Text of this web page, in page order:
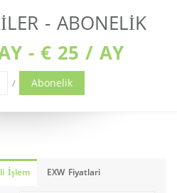
- ABONELIK
- € 25 / AY
/ Abonelik
İşlem EXW Fiyatlari